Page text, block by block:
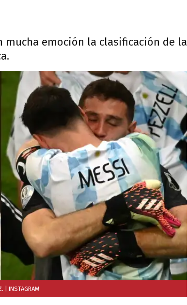
mucha emoción la clasificación de la
| INSTAGRAM